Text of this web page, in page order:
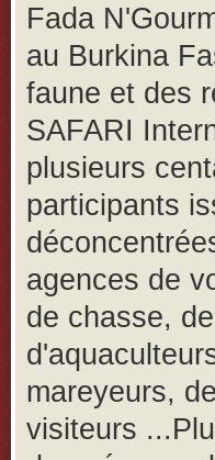
Fada
au Burkina
faune et des
SAFARI
plusieurs
participants
agences de
de chasse,
mareyeurs,
visiteurs